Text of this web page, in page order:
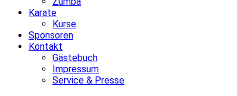
Karate
Kurse
Sponsoren
Kontakt
Gästebuch
Impressum
Service & Presse